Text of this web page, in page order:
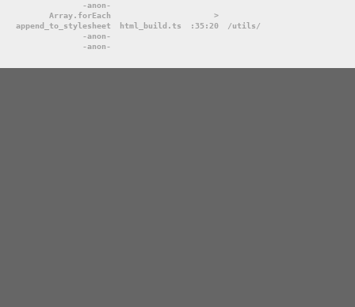
-anon-
Array.forEach
>
append_to_stylesheet
html_build.ts :35:20
/utils/
-anon-
-anon-